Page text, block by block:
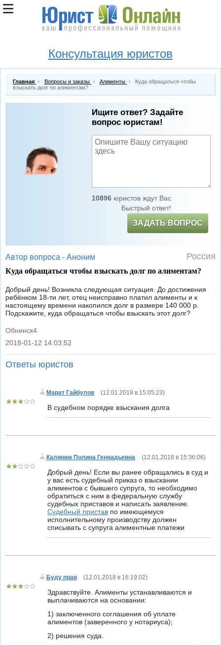
Консультация юристов
Главная Вопросы и заказы Алименты
Куда обращаться чтобы
взыскать долг по алиментам?
Ищите ответ? Задайте
вопрос юристам!
10896юристов ждут Вас
Быстрый ответ!
ЗАДАТЬ ВОПРОС
Автор вопроса - Аноним Россия
Куда обращаться чтобы взыскать долг по алиментам?
Добрый день! Возникла следующая ситуация. До достижения
ребёнком 18-ти лет, отец неисправно платил алименты и к
настоящему времени накопился долг в размере 140 000 р.
Подскажите, куда обращаться чтобы взыскать этот долг?
Обнинск4
|
2018-01-12 14:03:52
Ответы юристов
Марат Гайбулов (12.01.2018 в 15:05:23)
В судебном порядке взыскания долга
Калинюк Полина Геннадьевна (12.01.2018 в 15:36:06)
Добрый день! Если вы ранее обращались в суд и
у вас есть судебный приказ о взыскании
алиментов с бывшего супруга, то необходимо
обратиться с ним в федеральную службу
судебных приставов и написать заявление.
Судебный пристав по имеющемуся
исполнительному производству должен
списывать с супруга алиментные платежи
Буду прав (12.01.2018 в 16:19:02)
Здравствуйте. Алименты устанавливаются и
выплачиваются на основании:
1) заключенного соглашения об уплате
алиментов (заверенного у нотариуса);
2) решения суда.